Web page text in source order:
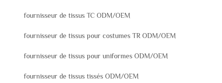
fournisseur de tissus TC ODM/OEM
fournisseur de tissus pour costumes TR ODM/OEM
fournisseur de tissus pour uniformes ODM/OEM
fournisseur de tissus tissés ODM/OEM